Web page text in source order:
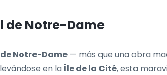
de Notre-Dame
Notre-Dame — más que una obra
en laÎle de la Cité, esta